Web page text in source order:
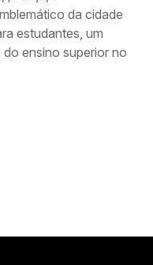
da cidade
estudantes, um
ensino superior no